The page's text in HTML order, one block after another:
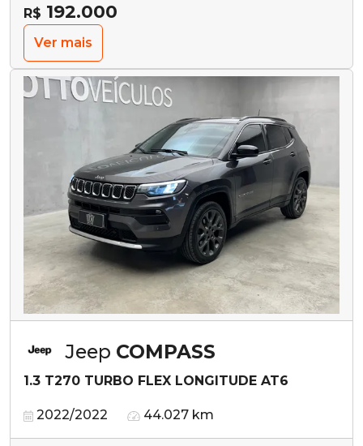
R$ 192.000
Ver mais
Jeep COMPASS
1.3 T270 TURBO FLEX LONGITUDE AT6
2022/2022 44.027 km